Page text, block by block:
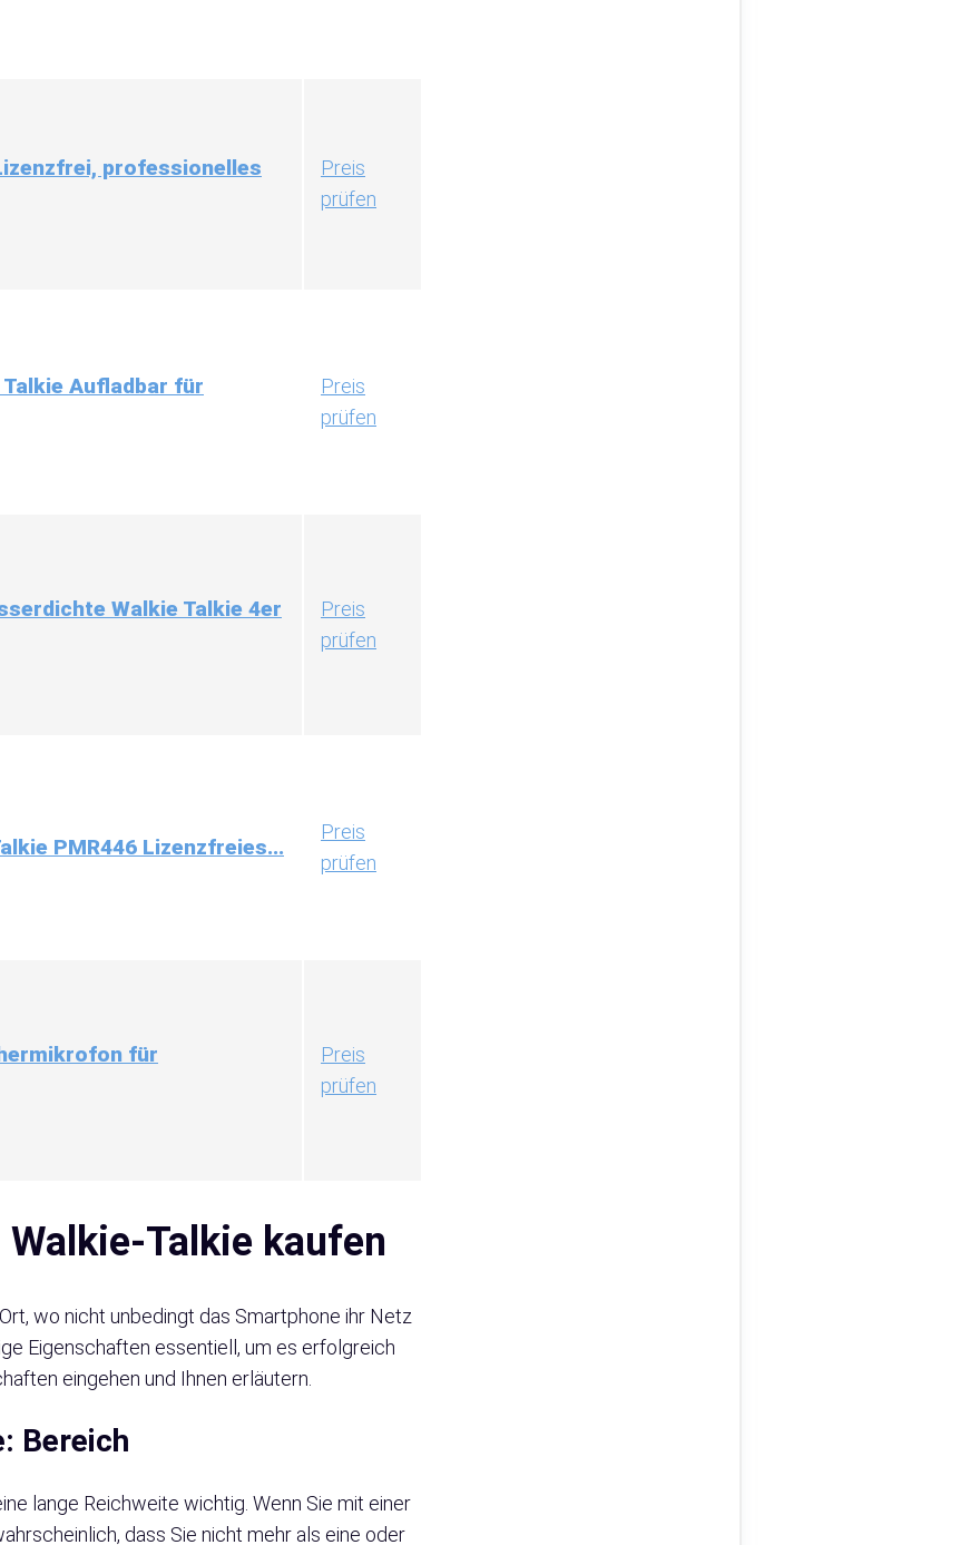
professionelles
Preis
prüfen
Talkie Aufladbar für
Preis
prüfen
Walkie Talkie 4er
Preis
prüfen
PMR446 Lizenzfreies...
Preis
prüfen
für
Preis
prüfen
Talkie kaufen
wo nicht unbedingt das Smartphone ihr Netz
Eigenschaften essentiell, um es erfolgreich
eingehen und Ihnen erläutern.
Bereich
lange Reichweite wichtig. Wenn Sie mit einer
dass Sie nicht mehr als eine oder